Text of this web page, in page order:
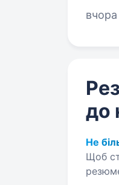
вчора
до
Не
Щоб